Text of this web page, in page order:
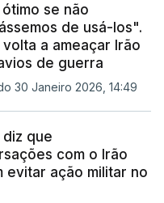
se não
de usá-los".
volta a ameaçar Irão
de guerra
30 Janeiro 2026, 14:49
diz que
com o Irão
evitar ação militar no